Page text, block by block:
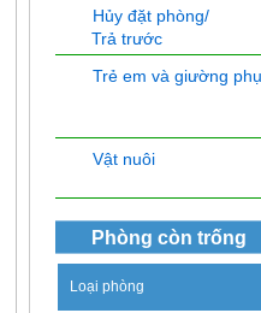
Hủy đặt phòng/
Trả trước
Trẻ em và giường phụ
Vật nuôi
Phòng còn trống
Loại phòng